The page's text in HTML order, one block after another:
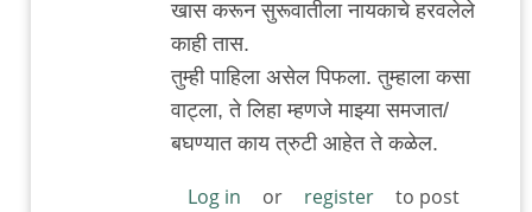
खास करून सुरूवातीला नायकाचे हरवलेले
काही तास.
तुम्ही पाहिला असेल पिफला. तुम्हाला कसा
वाट्ला, ते लिहा म्हणजे माझ्या समजात/
बघण्यात काय त्रुटी आहेत ते कळेल.
Log in or register
to post